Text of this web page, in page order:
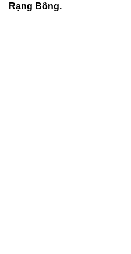
Rạng Bông.